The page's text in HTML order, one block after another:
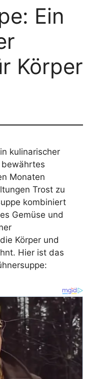
Ein
Körper
kulinarischer
bewährtes
Monaten
Trost zu
kombiniert
Gemüse und
Körper und
Hier ist das